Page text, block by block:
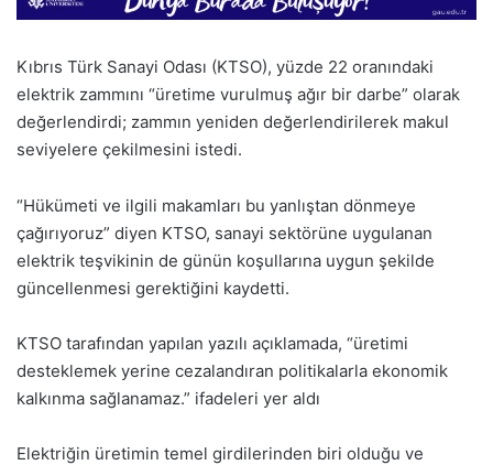
Kıbrıs Türk Sanayi Odası (KTSO), yüzde 22 oranındaki
elektrik zammını “üretime vurulmuş ağır bir darbe” olarak
değerlendirdi; zammın yeniden değerlendirilerek makul
seviyelere çekilmesini istedi.
“Hükümeti ve ilgili makamları bu yanlıştan dönmeye
çağırıyoruz” diyen KTSO, sanayi sektörüne uygulanan
elektrik teşvikinin de günün koşullarına uygun şekilde
güncellenmesi gerektiğini kaydetti.
KTSO tarafından yapılan yazılı açıklamada, “üretimi
desteklemek yerine cezalandıran politikalarla ekonomik
kalkınma sağlanamaz.” ifadeleri yer aldı
Elektriğin üretimin temel girdilerinden biri olduğu ve